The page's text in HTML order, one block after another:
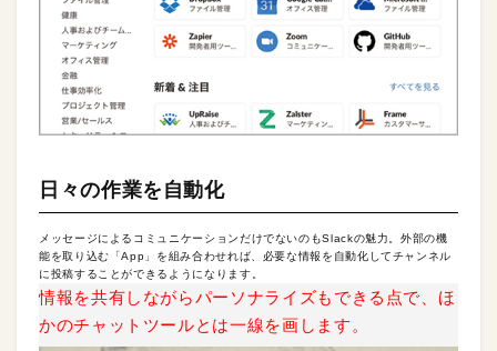
日々の作業を自動化
メッセージによるコミュニケーションだけでないのもSlackの魅力。外部の機
能を取り込む「App」を組み合わせれば、必要な情報を自動化してチャンネル
に投稿することができるようになります。
情報を共有しながらパーソナライズもできる点で、ほ
かのチャットツールとは一線を画します。